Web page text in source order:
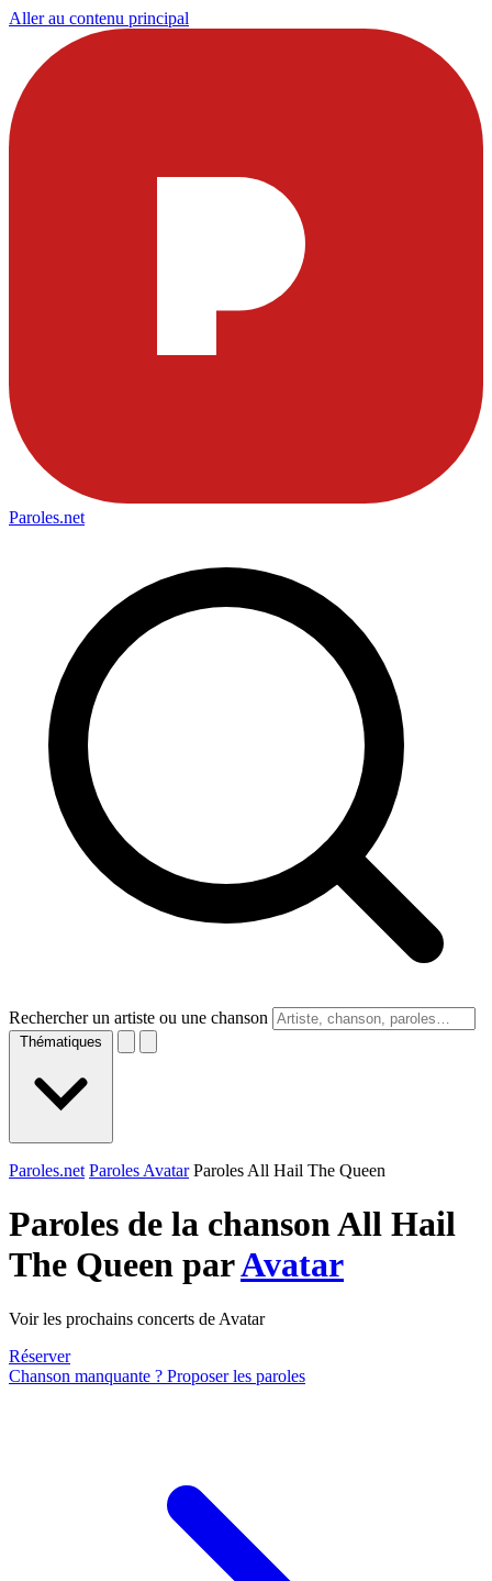
Aller au contenu principal
Paroles.net
Rechercher un artiste ou une chanson
Thématiques
Paroles.net Paroles Avatar Paroles All Hail The Queen
Paroles de la chanson All Hail
The Queen parAvatar
Voir les prochains concerts de Avatar
Réserver
Chanson manquante ? Proposer les paroles